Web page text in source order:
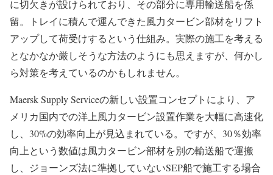
に切欠きが設けられており、その部分に専用輸送船を係
留。トレイに積んで運んできた風力タービン部材をリフト
アップして荷受けするという仕組み。実際の施工を考える
となかなか厳しそうな方法のようにも思えますが、何かし
ら対策を考えているのかもしれません。
Maersk Supply Serviceの新しい設置コンセプトにより、ア
メリカ国内での洋上風力タービン設置作業を大幅に高速化
し、30%の効率向上が見込まれている。ですが、30％効率
向上という数値は風力タービン部材を別の輸送船で運搬
し、ジョーンズ法に準拠していないSEP船で施工する場合